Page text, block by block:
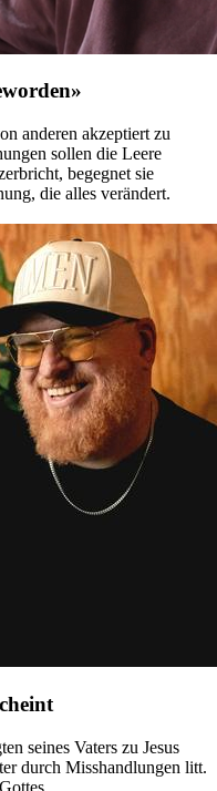
anderen akzeptiert zu
sollen die Leere
begegnet sie
die alles verändert.
seines Vaters zu Jesus
durch Misshandlungen litt.
…